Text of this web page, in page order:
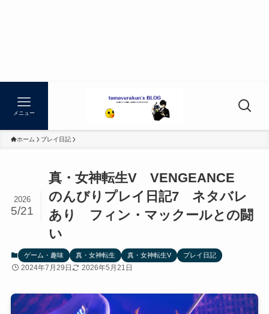
メニュー
ホーム プレイ日記
真・女神転生V VENGEANCE
のんびりプレイ日記7 ネタバレ
あり フィン・マックールとの闘
い
2026
5/21
ゲーム・趣味 真・女神転生 真・女神転生V プレイ日記
2024年7月29日 2026年5月21日